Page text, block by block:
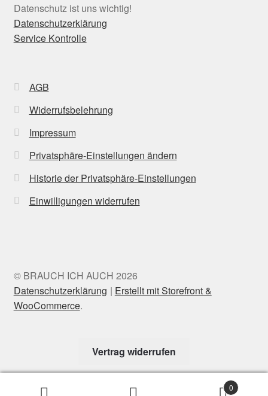
Datenschutz ist uns wichtig!
Datenschutzerklärung
Service Kontrolle
AGB
Widerrufsbelehrung
Impressum
Privatsphäre-Einstellungen ändern
Historie der Privatsphäre-Einstellungen
Einwilligungen widerrufen
© BRAUCH ICH AUCH 2026
Datenschutzerklärung
Erstellt mit Storefront &
WooCommerce.
Vertrag widerrufen
0